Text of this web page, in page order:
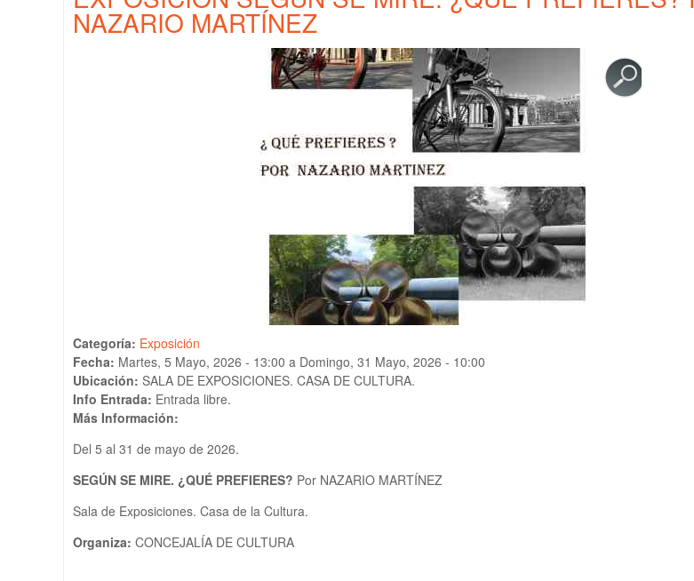
NAZARIO MARTÍNEZ
Categoría: Exposición
Fecha: Martes, 5 Mayo, 2026 - 13:00 a Domingo, 31 Mayo, 2026 - 10:00
Ubicación: SALA DE EXPOSICIONES. CASA DE CULTURA.
Info Entrada: Entrada libre.
Más Información:
Del 5 al 31 de mayo de 2026.
SEGÚN SE MIRE. ¿QUÉ PREFIERES? Por NAZARIO MARTÍNEZ
Sala de Exposiciones. Casa de la Cultura.
Organiza: CONCEJALÍA DE CULTURA